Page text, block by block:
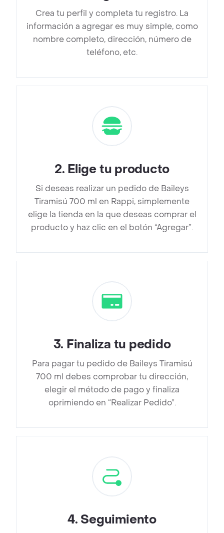
Crea tu perfil y completa tu registro. La
información a agregar es muy simple, como
nombre completo, dirección, número de
teléfono, etc.
2. Elige tu producto
Si deseas realizar un pedido de Baileys
Tiramisú 700 ml en Rappi, simplemente
elige la tienda en la que deseas comprar el
producto y haz clic en el botón “Agregar”.
3. Finaliza tu pedido
Para pagar tu pedido de Baileys Tiramisú
700 ml debes comprobar tu dirección,
elegir el método de pago y finaliza
oprimiendo en “Realizar Pedido”.
4. Seguimiento